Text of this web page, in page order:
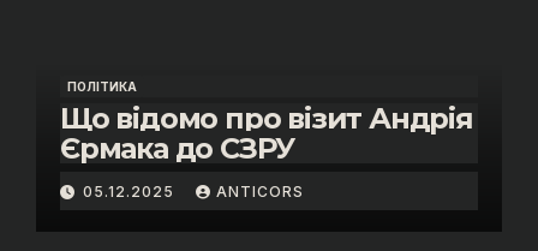
ПОЛІТИКА
Що відомо про візит Андрія
Єрмака до СЗРУ
05.12.2025 ANTICORS